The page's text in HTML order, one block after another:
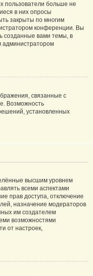
пользователи больше не
в них опросы
закрыты по многим
конференции. Вы
созданные вами темы, в
администратором
связанные с
Возможность
установленных
высшим уровнем
всеми аспектами
прав доступа, отключение
назначение модераторов
им создателем
возможностями
от настроек,